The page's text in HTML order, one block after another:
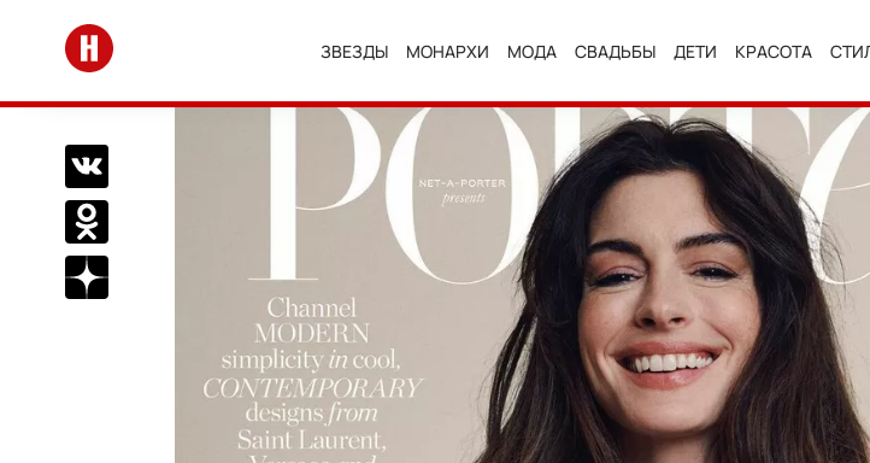
Перейти на главную
ЗВЕЗДЫ МОНАРХИ МОДА СВАДЬБЫ ДЕТИ КРАСОТА
Поделиться Вконтакте
Поделиться в Одноклассниках
Подписаться на нас в Дзен